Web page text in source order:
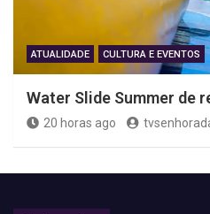
ATUALIDADE CULTURA E EVENTOS
Water Slide Summer de
20 horas ago